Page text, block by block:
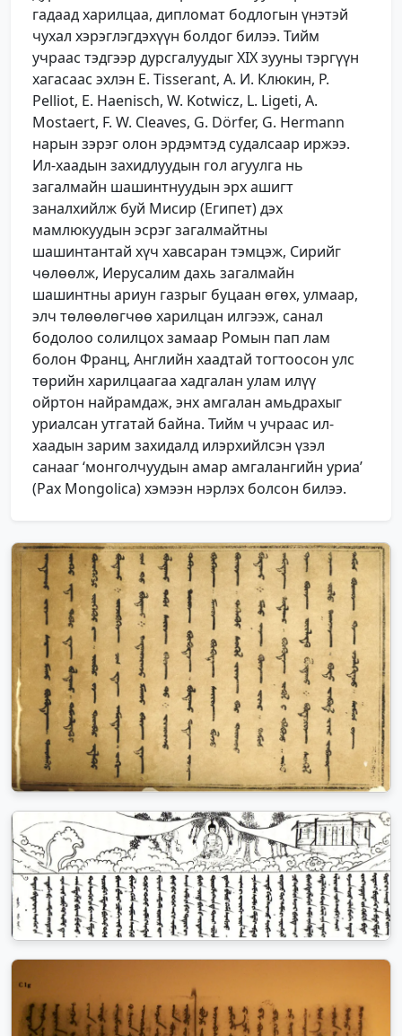
гадаад харилцаа, дипломат бодлогын үнэтэй
чухал хэрэглэгдэхүүн болдог билээ. Тийм
учраас тэдгээр дурсгалуудыг XIХ зууны тэргүүн
хагасаас эхлэн E. Tisserant, А. И. Клюкин, P.
Pelliot, E. Haenisch, W. Kotwicz, L. Ligeti, A.
Mostaert, F. W. Cleaves, G. Dörfer, G. Hermann
нарын зэрэг олон эрдэмтэд судалсаар иржээ.
Ил-хаадын захидлуудын гол агуулга нь
загалмайн шашинтнуудын эрх ашигт
заналхийлж буй Мисир (Египет) дэх
мамлюкуудын эсрэг загалмайтны
шашинтантай хүч хавсаран тэмцэж, Сирийг
чөлөөлж, Иерусалим дахь загалмайн
шашинтны ариун газрыг буцаан өгөх, улмаар,
элч төлөөлөгчөө харилцан илгээж, санал
бодолоо солилцох замаар Ромын пап лам
болон Франц, Английн хаадтай тогтоосон улс
төрийн харилцаагаа хадгалан улам илүү
ойртон найрамдаж, энх амгалан амьдрахыг
уриалсан утгатай байна. Тийм ч учраас ил-
хаадын зарим захидалд илэрхийлсэн үзэл
санааг ‘монголчуудын амар амгалангийн уриа’
(Pax Mongolica) хэмээн нэрлэх болсон билээ.